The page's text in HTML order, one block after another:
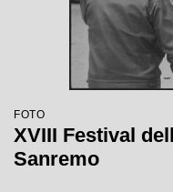
FOTO
XVIII Festival
Sanremo